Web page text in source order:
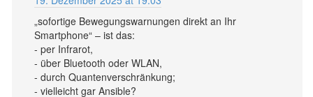
„sofortige Bewegungswarnungen direkt an Ihr
Smartphone“ – ist das:
- per Infrarot,
- über Bluetooth oder WLAN,
- durch Quantenverschränkung;
- vielleicht gar Ansible?